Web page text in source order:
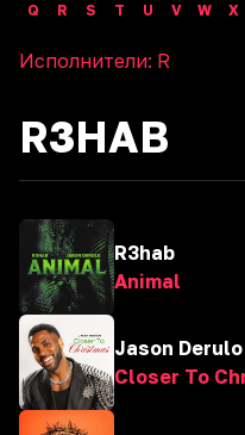
Q
R S T U V W X
Исполнители: R
R3HAB
R3hab
Animal
Jason Derulo
Closer To